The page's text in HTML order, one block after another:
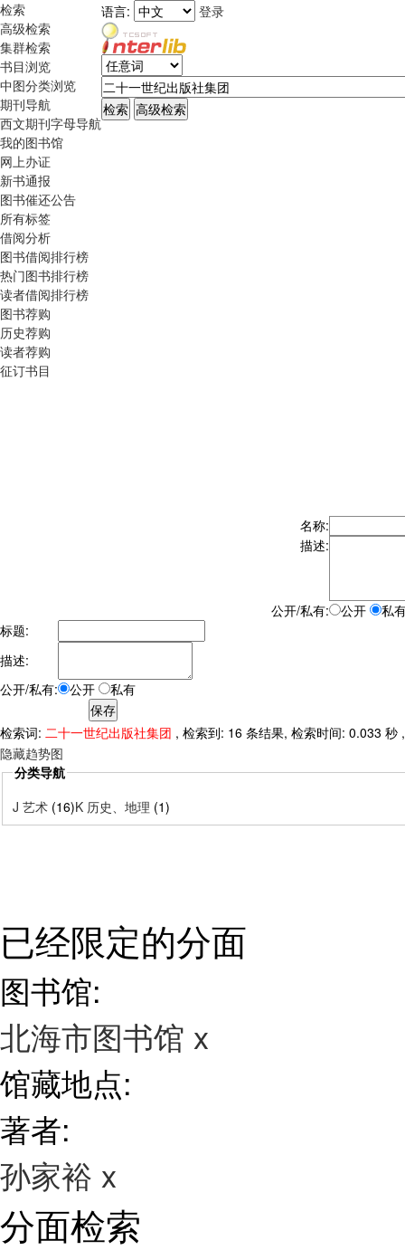
检索
高级检索
集群检索
书目浏览
中图分类浏览
期刊导航
西文期刊字母导航
我的图书馆
网上办证
新书通报
图书催还公告
所有标签
借阅分析
图书借阅排行榜
热门图书排行榜
读者借阅排行榜
图书荐购
历史荐购
读者荐购
征订书目
语言: 登录
名称:
描述:
公开/私有: 公开
私
标题:
描述:
公开/私有:
公开 私有
检索词: 二十一世纪出版社集团 , 检索到: 16 条结果, 检索时间: 0.033 秒
隐藏趋势图
分类导航
J 艺术 (16)K 历史、地理 (1)
已经限定的分面
图书馆:
北海市图书馆 x
馆藏地点:
著者:
孙家裕 x
分面检索